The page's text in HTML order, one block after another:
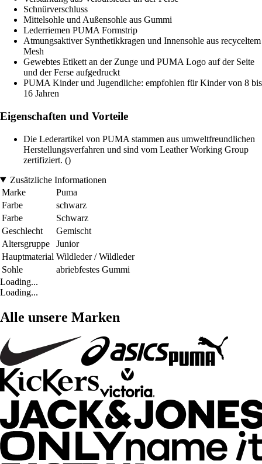
Schnürverschluss
Mittelsohle und Außensohle aus Gummi
Lederriemen PUMA Formstrip
Atmungsaktiver Synthetikkragen und Innensohle aus recyceltem
Mesh
Gewebtes Etikett an der Zunge und PUMA Logo auf der Seite
und der Ferse aufgedruckt
PUMA Kinder und Jugendliche: empfohlen für Kinder von 8 bis
16 Jahren
Eigenschaften und Vorteile
Die Lederartikel von PUMA stammen aus umweltfreundlichen
Herstellungsverfahren und sind vom Leather Working Group
zertifiziert. ()
Zusätzliche Informationen
Marke
Puma
Farbe
schwarz
Farbe
Schwarz
Geschlecht
Gemischt
Altersgruppe
Junior
Hauptmaterial Wildleder / Wildleder
Sohle
abriebfestes Gummi
Loading...
Loading...
Alle unsere Marken